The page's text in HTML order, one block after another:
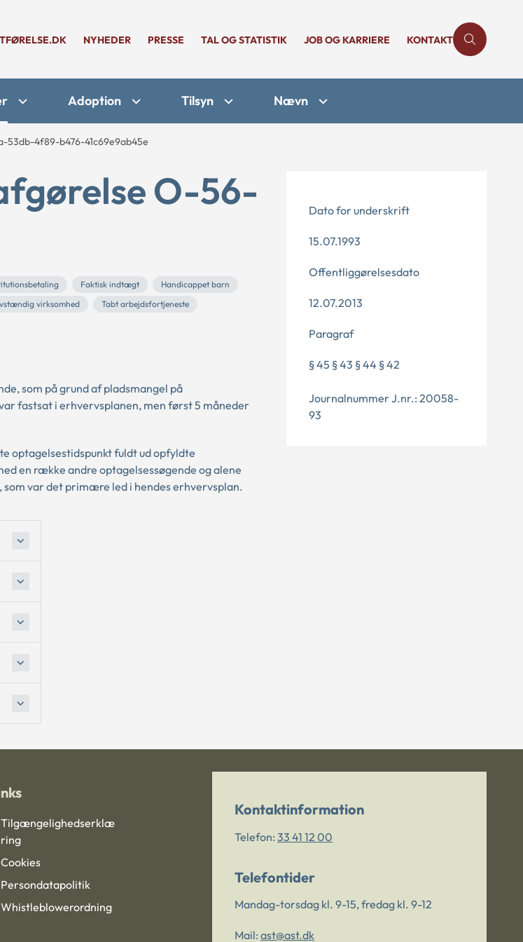
NYHEDER PRESSE TAL OG STATISTIK JOB OG KARRIERE KONTAKT
Adoption Tilsyn Nævn
53db-4f89-b476-41c69e9ab45e
O-56-
Faktisk indtægt
Handicappet barn
virksomhed
Tabt arbejdsfortjeneste
som på grund af pladsmangel på
fastsat i erhvervsplanen, men først 5 måneder
optagelsestidspunkt fuldt ud opfyldte
en række andre optagelsessøgende og alene
var det primære led i hendes erhvervsplan.
Dato for underskrift
15.07.1993
Offentliggørelsesdato
12.07.2013
Paragraf
§ 45 § 43 § 44 § 42
Journalnummer J.nr.: 20058-
93
Tilgængelighedserklæ
ring
Cookies
Persondatapolitik
Whistleblowerordning
Kontaktinformation
Telefon: 33 41 12 00
Telefontider
Mandag-torsdag kl. 9-15, fredag kl. 9-12
Mail: ast@ast.dk